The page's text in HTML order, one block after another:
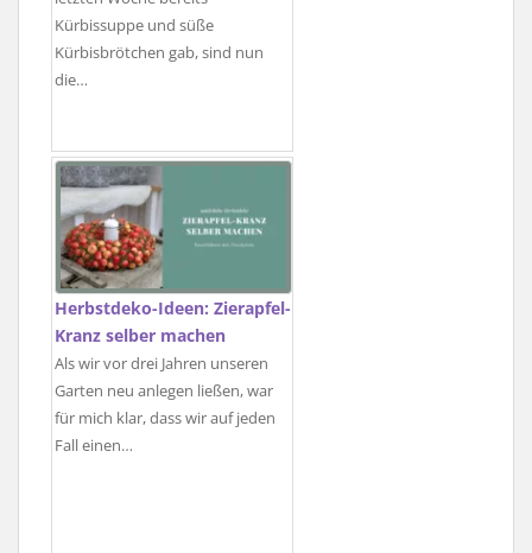
Kürbissuppe und süße
Kürbisbrötchen gab, sind nun
die…
Herbstdeko-Ideen: Zierapfel-
Kranz selber machen
Als wir vor drei Jahren unseren
Garten neu anlegen ließen, war
für mich klar, dass wir auf jeden
Fall einen…